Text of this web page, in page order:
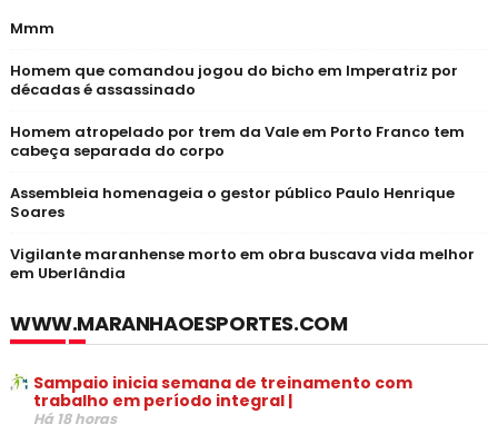
Mmm
Homem que comandou jogou do bicho em Imperatriz por
décadas é assassinado
Homem atropelado por trem da Vale em Porto Franco tem
cabeça separada do corpo
Assembleia homenageia o gestor público Paulo Henrique
Soares
Vigilante maranhense morto em obra buscava vida melhor
em Uberlândia
WWW.MARANHAOESPORTES.COM
Sampaio inicia semana de treinamento com
trabalho em período integral |
Há 18 horas